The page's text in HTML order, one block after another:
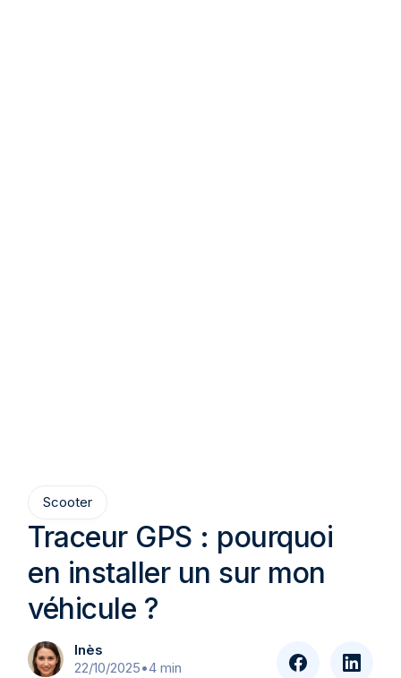
Scooter
Traceur GPS : pourquoi
en installer un sur mon
véhicule ?
Inès
22/10/2025•4 min